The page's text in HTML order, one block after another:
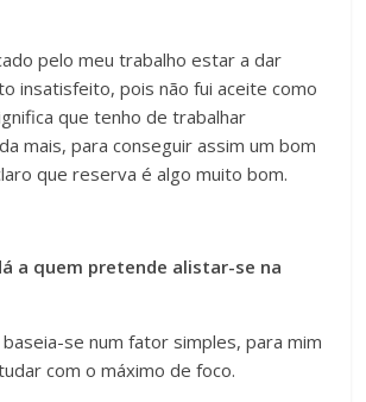
pelo meu trabalho estar a dar
insatisfeito, pois não fui aceite como
que tenho de trabalhar
mais, para conseguir assim um bom
que reserva é algo muito bom.
a quem pretende alistar-se na
se num fator simples, para mim
com o máximo de foco.